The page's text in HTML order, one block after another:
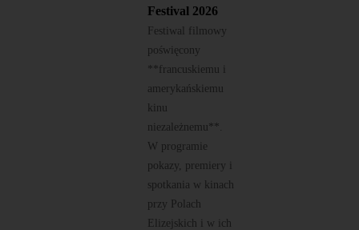
Festival 2026
Festiwal filmowy
poświęcony
**francuskiemu i
amerykańskiemu
kinu
niezależnemu**.
W programie
pokazy, premiery i
spotkania w kinach
przy Polach
Elizejskich i w ich